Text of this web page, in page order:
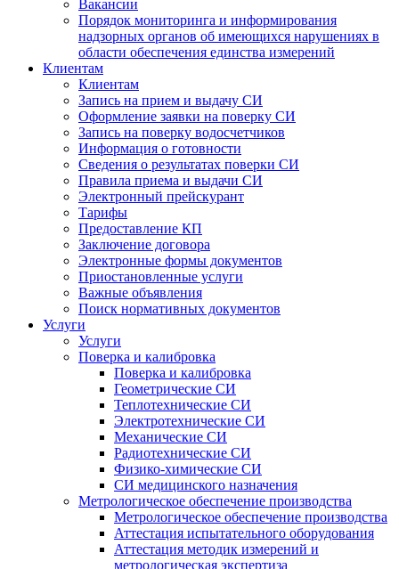
Вакансии
Порядок мониторинга и информирования
надзорных органов об имеющихся нарушениях в
области обеспечения единства измерений
Клиентам
Клиентам
Запись на прием и выдачу СИ
Оформление заявки на поверку СИ
Запись на поверку водосчетчиков
Информация о готовности
Сведения о результатах поверки СИ
Правила приема и выдачи СИ
Электронный прейскурант
Тарифы
Предоставление КП
Заключение договора
Электронные формы документов
Приостановленные услуги
Важные объявления
Поиск нормативных документов
Услуги
Услуги
Поверка и калибровка
Поверка и калибровка
Геометрические СИ
Теплотехнические СИ
Электротехнические СИ
Механические СИ
Радиотехнические СИ
Физико-химические СИ
СИ медицинского назначения
Метрологическое обеспечение производства
Метрологическое обеспечение производства
Аттестация испытательного оборудования
Аттестация методик измерений и
метрологическая экспертиза